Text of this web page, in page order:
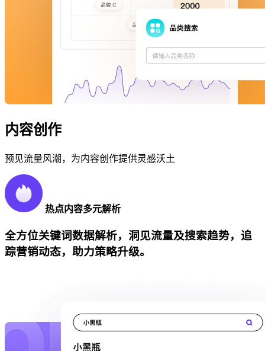
内容创作
预见流量风潮，为内容创作提供灵感沃土
热点内容多元解析
全方位关键词数据解析，洞见流量及搜索趋势，追
踪营销动态，助力策略升级。